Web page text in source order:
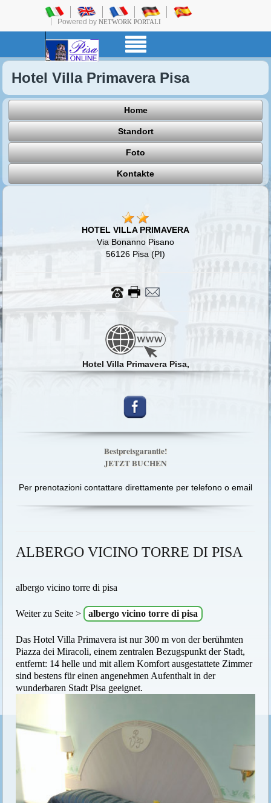
Powered by NETWORK PORTALI
Hotel Villa Primavera Pisa
Home
Standort
Foto
Kontakte
HOTEL VILLA PRIMAVERA
Via Bonanno Pisano
56126 Pisa (PI)
Hotel Villa Primavera Pisa,
Bestpreisgarantie!
JETZT BUCHEN
Per prenotazioni contattare direttamente per telefono o email
ALBERGO VICINO TORRE DI PISA
albergo vicino torre di pisa
Weiter zu Seite > albergo vicino torre di pisa
Das Hotel Villa Primavera ist nur 300 m von der berühmten
Piazza dei Miracoli, einem zentralen Bezugspunkt der Stadt,
entfernt: 14 helle und mit allem Komfort ausgestattete Zimmer
sind bestens für einen angenehmen Aufenthalt in der
wunderbaren Stadt Pisa geeignet.